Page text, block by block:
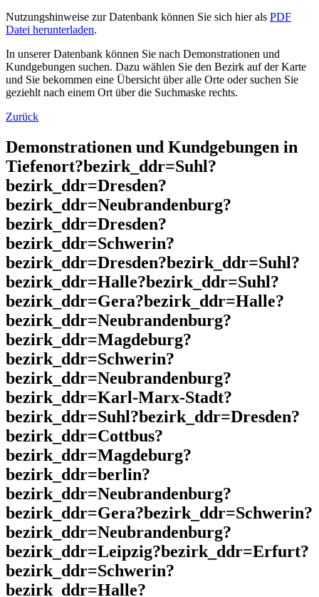
Nutzungshinweise zur Datenbank können Sie sich hier als PDF
Datei herunterladen.
In unserer Datenbank können Sie nach Demonstrationen und
Kundgebungen suchen. Dazu wählen Sie den Bezirk auf der Karte
und Sie bekommen eine Übersicht über alle Orte oder suchen Sie
geziehlt nach einem Ort über die Suchmaske rechts.
Zurück
Demonstrationen und Kundgebungen in
Tiefenort?bezirk_ddr=Suhl?
bezirk_ddr=Dresden?
bezirk_ddr=Neubrandenburg?
bezirk_ddr=Dresden?
bezirk_ddr=Schwerin?
bezirk_ddr=Dresden?bezirk_ddr=Suhl?
bezirk_ddr=Halle?bezirk_ddr=Suhl?
bezirk_ddr=Gera?bezirk_ddr=Halle?
bezirk_ddr=Neubrandenburg?
bezirk_ddr=Magdeburg?
bezirk_ddr=Schwerin?
bezirk_ddr=Neubrandenburg?
bezirk_ddr=Karl-Marx-Stadt?
bezirk_ddr=Suhl?bezirk_ddr=Dresden?
bezirk_ddr=Cottbus?
bezirk_ddr=Magdeburg?
bezirk_ddr=berlin?
bezirk_ddr=Neubrandenburg?
bezirk_ddr=Gera?bezirk_ddr=Schwerin?
bezirk_ddr=Neubrandenburg?
bezirk_ddr=Leipzig?bezirk_ddr=Erfurt?
bezirk_ddr=Schwerin?
bezirk_ddr=Halle?